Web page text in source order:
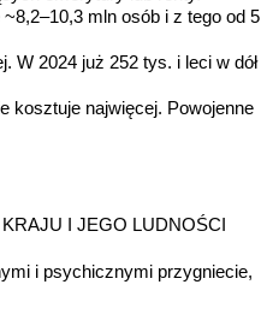
mln osób i z tego od 5
W 2024 już 252 tys. i leci w dół
kosztuje najwięcej. Powojenne
I JEGO LUDNOŚCI
i psychicznymi przygniecie,